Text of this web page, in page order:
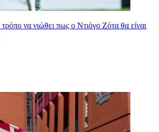
να νιώθει πως ο Ντιόγο Ζότα θα είναι